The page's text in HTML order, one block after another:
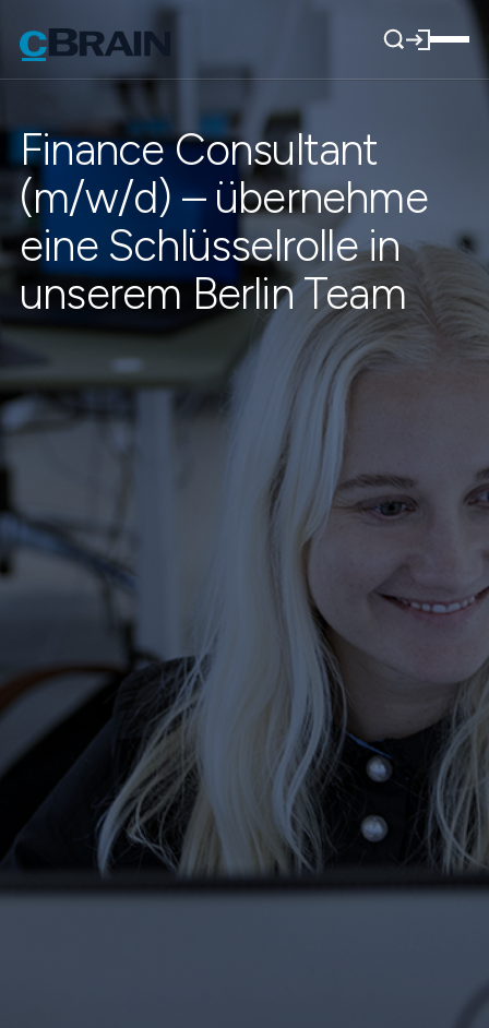
Finance Consultant
(m/w/d) – übernehme
eine Schlüsselrolle in
unserem Berlin Team